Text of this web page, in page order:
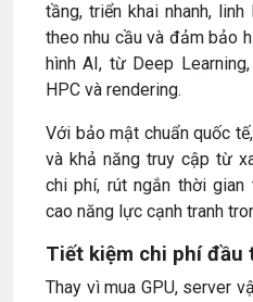
tầng, triển khai nhanh,
theo nhu cầu và đảm bảo
hình AI, từ Deep
HPC và rendering.
Với bảo mật chuẩn quốc
và khả năng truy cập từ
chi phí, rút ngắn thời
cao năng lực cạnh tranh
Tiết kiệm chi phí đầu
Thay vì mua GPU, server